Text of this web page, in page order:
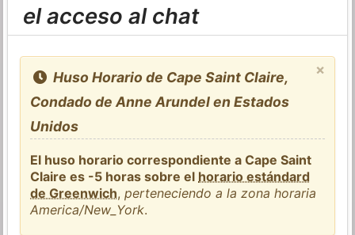
el acceso al chat
×
Huso Horario de Cape Saint Claire,
Condado de Anne Arundel en Estados
Unidos
El huso horario correspondiente a Cape Saint
Claire es -5 horas sobre el horario estándard
de Greenwich,perteneciendo a la zona horaria
America/New_York.